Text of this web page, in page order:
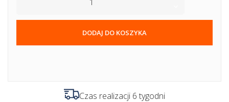
DODAJ DO KOSZYKA
Czas realizacji 6 tygodni